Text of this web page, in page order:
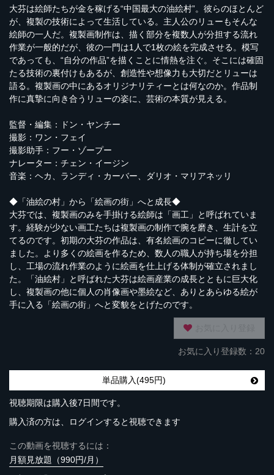
大芬は絵師たちが金を稼げる“中国最大の油絵村”。彼らのほとんど
が、複製の技術によって生活している。主人公のリューもそんな
絵師の一人だ。複製画制作は、描く部分を複数人が分担する流れ
作業が一般的だが、彼の一門は1人で1枚の絵を完成させる。模写
であっても、“自分の作品”を描くことに情熱を注ぐ。そこには確固
たる技術の裏付けもあるが、創造性や想像力も大切だとリューは
語る。複製画の中にあるオリジナリティーとは何なのか。作品制
作に真摯に向き合うリューの姿に、芸術の本質が見える。
監督・編集：ドン・ヤンチー
撮影：ワン・フェイ
撮影助手：フー・ゾープー
ナレーター：チェン・イージン
音楽：ヘカ、ランディ・カーバー、ダリオ・マリアネッリ
◆「油絵の村」から「絵画の街」へと成長◆
大芬では、複製画のみを手掛ける絵師は「画工」と呼ばれていま
す。経験が少ない画工たちは複製画の制作で腕を磨き、生計を立
てるのです。初期の大芬の作品は、有名絵画のコピーに徹してい
ました。より多くの絵画を作るため、数人の職人が持ち場を分担
し、工場の流れ作業のように絵画を仕上げる体制が確立されまし
た。「油絵村」と呼ばれた大芬は絵画産業の成長とともに巨大化
し、複製画の他に個人の肖像画や墨絵など、ありとあらゆる絵が
手に入る「絵画の街」へと変貌をとげたのです。
お気に入り登録数：20
単品購入(495円)
視聴期限は購入後7日間です。
購入済の方は、ログインすると視聴できます
この動画を視聴するには：
月額見放題（990円/月）